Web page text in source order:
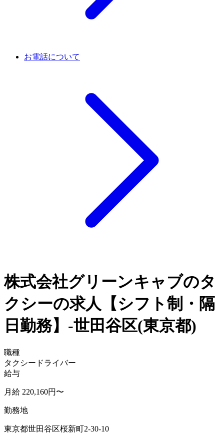
お電話について
株式会社グリーンキャブのタ
クシーの求人【シフト制・隔
日勤務】-世田谷区(東京都)
職種
タクシードライバー
給与
月給 220,160円〜
勤務地
東京都世田谷区桜新町2-30-10